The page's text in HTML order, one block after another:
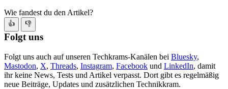
Wie fandest du den Artikel?
👍 👎
Folgt uns
Folgt uns auch auf unseren Techkrams-Kanälen bei Bluesky,
Mastodon, X, Threads, Instagram, Facebook und LinkedIn, damit
ihr keine News, Tests und Artikel verpasst. Dort gibt es regelmäßig
neue Beiträge, Updates und zusätzlichen Technikkram.